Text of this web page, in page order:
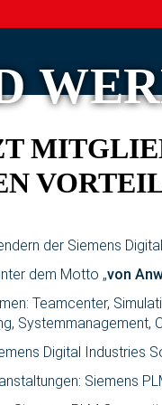
der Siemens
dem Motto „von
Teamcenter,
Systemmanagement,
Digital Industries
Siemens